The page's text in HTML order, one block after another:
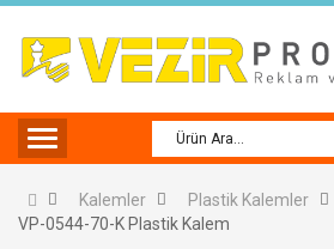
Kalemler
Plastik Kalemler
VP-0544-70-K Plastik Kalem